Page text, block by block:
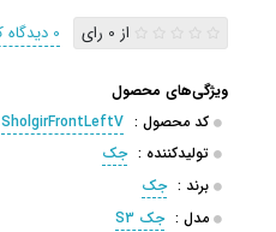
از 0 رای 0 دیدگاه کاربران
ویژگی‌های محصول
کد محصول : SholgirFrontLeftV
تولیدکننده : جک
برند : جک
مدل : جک S3